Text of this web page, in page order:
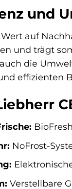
und
auf
und trägt
die
effizienten
NoFrost-
Verstellbare